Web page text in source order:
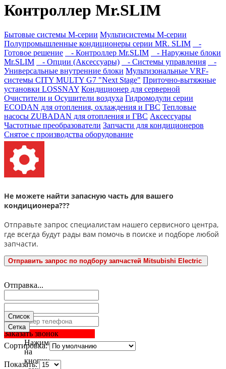
Контроллер Mr.SLIM
Бытовые системы M-серии Мультисистемы M-серии
Полупромышленные кондиционеры серии MR. SLIM
-
Готовое решение
- Контроллер Mr.SLIM
- Наружные блоки
Mr.SLIM
- Опции (Аксессуары) - Системы управления
-
Универсальные внутренние блоки Мультизональные VRF-
системы CITY MULTY G7 "Next Stage" Приточно-вытяжные
установки LOSSNAY Кондиционер для серверной
Очистители и Осушители воздуха Гидромодули серии
ECODAN для отопления, охлаждения и ГВС Тепловые
насосы ZUBADAN для отопления и ГВС Аксесcуары
Частотные преобразователи Запчасти для кондиционеров
Снятое с производства оборудование
Не можете найти запасную часть для вашего
кондиционера???
Отправьте запрос специалистам нашего сервисного центра,
где всегда будут рады вам помочь в поиске и подборе любой
запчасти.
Отправить запрос по подбору запчастей Mitsubishi Electric
Отправка...
Заказать звонок
Нажимая
на
кнопку
Список
Сетка
Сортировка:
Показать: